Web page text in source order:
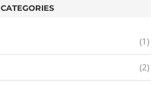
CATEGORIES
(1)
(2)